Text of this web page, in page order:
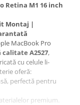
Retina M1 16 inch
Montaj |
MacBook Pro
A2527,
cu celule li-
oferă:
perfectă pentru
premium.